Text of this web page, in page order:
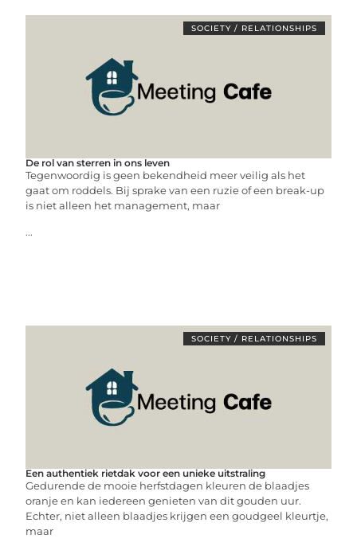
SOCIETY / RELATIONSHIPS
De rol van sterren in ons leven
Tegenwoordig is geen bekendheid meer veilig als het
gaat om roddels. Bij sprake van een ruzie of een break-up
is niet alleen het management, maar
...
SOCIETY / RELATIONSHIPS
Een authentiek rietdak voor een unieke uitstraling
Gedurende de mooie herfstdagen kleuren de blaadjes
oranje en kan iedereen genieten van dit gouden uur.
Echter, niet alleen blaadjes krijgen een goudgeel kleurtje,
maar